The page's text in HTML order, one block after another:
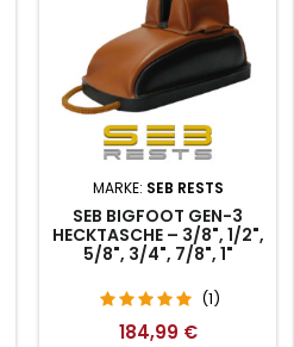
MARKE: SEB RESTS
SEB BIGFOOT GEN-3
HECKTASCHE – 3/8", 1/2",
5/8", 3/4", 7/8", 1"
(1)
184,99 €